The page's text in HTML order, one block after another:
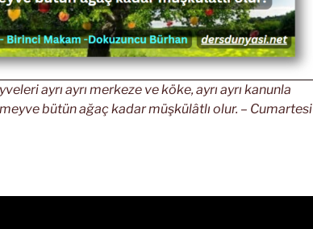
ayrı ayrı merkeze ve köke, ayrı ayrı kanunla
bütün ağaç kadar müşkülâtlı olur. – Cumartesi